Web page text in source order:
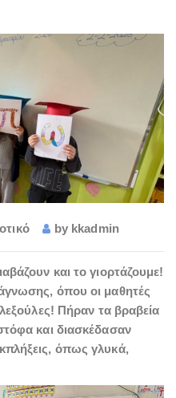
by kkadmin
και το γιορτάζουμε!
όπου οι μαθητές
Πήραν τα βραβεία
και διασκέδασαν
όπως γλυκά,